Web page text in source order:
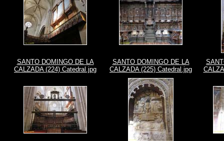
SANTO DOMINGO DE LA
CALZADA (224) Catedral.jpg
SANTO DOMINGO DE LA
CALZADA (225) Catedral.jpg